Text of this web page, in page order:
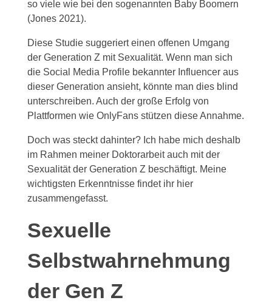
so viele wie bei den sogenannten Baby Boomern
(Jones 2021).
Diese Studie suggeriert einen offenen Umgang
der Generation Z mit Sexualität. Wenn man sich
die Social Media Profile bekannter Influencer aus
dieser Generation ansieht, könnte man dies blind
unterschreiben. Auch der große Erfolg von
Plattformen wie OnlyFans stützen diese Annahme.
Doch was steckt dahinter? Ich habe mich deshalb
im Rahmen meiner Doktorarbeit auch mit der
Sexualität der Generation Z beschäftigt. Meine
wichtigsten Erkenntnisse findet ihr hier
zusammengefasst.
Sexuelle
Selbstwahrnehmung
der Gen Z